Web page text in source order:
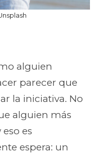
alguien
parecer que
la iniciativa. No
alguien más
es
espera: un